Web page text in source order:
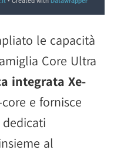
le capacità
Core Ultra
integrata Xe-
e fornisce
al